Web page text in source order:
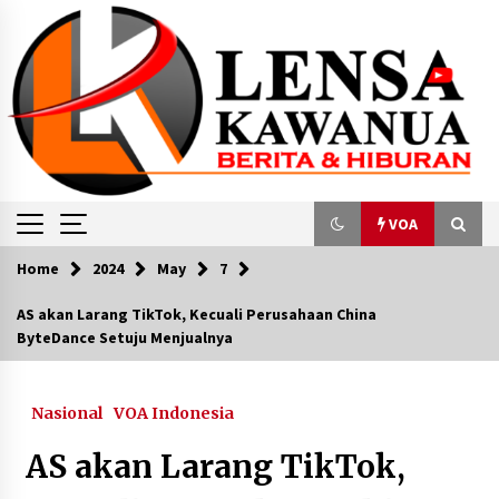
content
VOA
VOA
Demonstrasi Berakhir Rusuh, Kantor Bupati
VOA Indonesia : Polri Minta Masyarakat
Waspadai Modus Sindikat Perdagangan Orang
dalam Gaet Korban
Home 2024 May 7
AS akan Larang TikTok, Kecuali Perusahaan China
ByteDance Setuju Menjualnya
Nasional VOA Indonesia
AS akan Larang TikTok,